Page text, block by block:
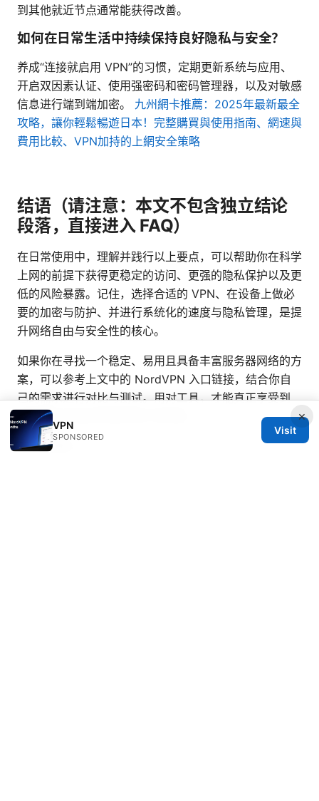
到其他就近节点通常能获得改善。
如何在日常生活中持续保持良好隐私与安全？
养成“连接就启用 VPN”的习惯，定期更新系统与应用、
开启双因素认证、使用强密码和密码管理器，以及对敏感
信息进行端到端加密。 九州網卡推薦：2025年最新最全
攻略，讓你輕鬆暢遊日本！完整購買與使用指南、網速與
費用比較、VPN加持的上網安全策略
结语（请注意：本文不包含独立结论
段落，直接进入 FAQ）
在日常使用中，理解并践行以上要点，可以帮助你在科学
上网的前提下获得更稳定的访问、更强的隐私保护以及更
低的风险暴露。记住，选择合适的 VPN、在设备上做必
要的加密与防护、并进行系统化的速度与隐私管理，是提
升网络自由与安全性的核心。
如果你在寻找一个稳定、易用且具备丰富服务器网络的方
案，可以参考上文中的 NordVPN 入口链接，结合你自
己的需求进行对比与测试。用对工具，才能真正享受到
“解锁真正自由的网络体验”的快感。
Sources:
×
VPN
SPONSORED
Visit